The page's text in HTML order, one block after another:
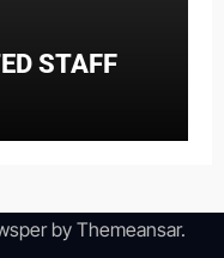
STAFF
by Themeansar.